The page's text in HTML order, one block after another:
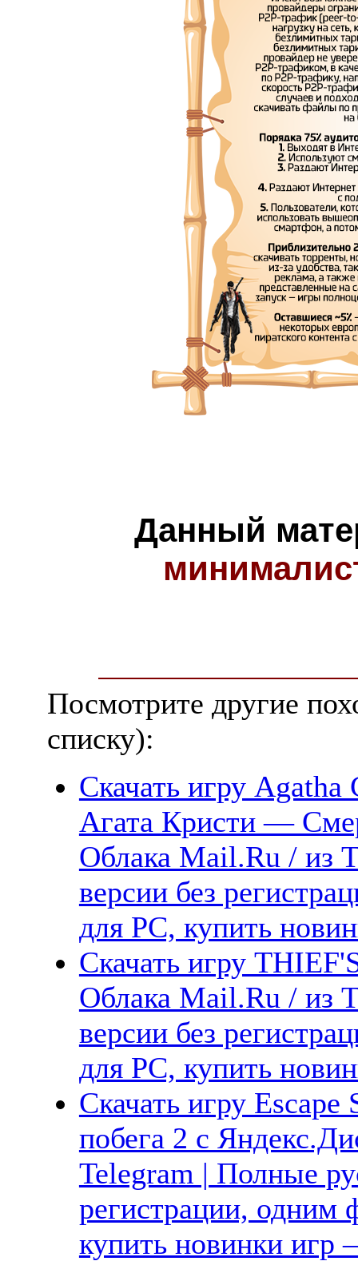
Данный
Посмотрите другие
списку):
Скачать игру
Агата Кристи —
Облака Mail.Ru / из
версии без
для PC, купить
Скачать игру
Облака Mail.Ru / из
версии без
для PC, купить
Скачать игру
побега 2 с
Telegram | Полные
регистрации, одним
купить новинки